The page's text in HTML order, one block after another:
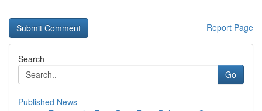
Report Page
Search
Go
Published News